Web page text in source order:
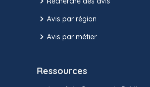
Avis par région
Avis par métier
Ressources